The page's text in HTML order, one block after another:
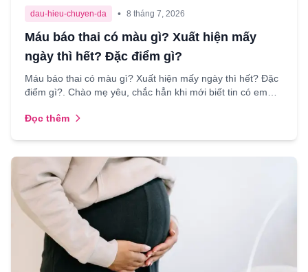
dau-hieu-chuyen-da • 8 tháng 7, 2026
Máu báo thai có màu gì? Xuất hiện mấy
ngày thì hết? Đặc điểm gì?
Máu báo thai có màu gì? Xuất hiện mấy ngày thì hết? Đặc
điểm gì?. Chào mẹ yêu, chắc hẳn khi mới biết tin có em
Đọc thêm